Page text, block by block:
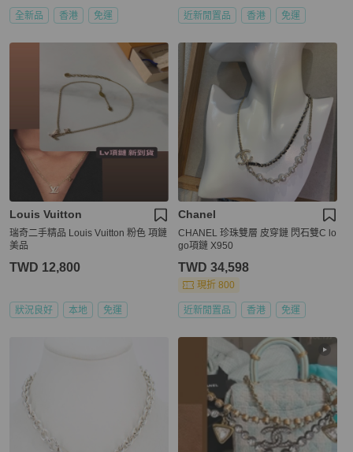
全新品 香港 免運 近新閒置品 香港 免運
Louis Vuitton
瑞奇二手精品 Louis Vuitton 粉色 項鏈
美品
TWD 12,800
狀況良好 本地 免運
Chanel
CHANEL 珍珠雙層 皮穿鏈 閃石雙C lo
go項鏈 X950
TWD 34,598
現折 800
近新閒置品 香港 免運